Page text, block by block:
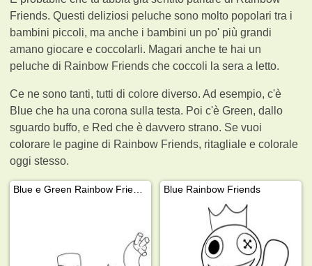
Friends. Questi deliziosi peluche sono molto popolari tra i
bambini piccoli, ma anche i bambini un po' più grandi
amano giocare e coccolarli. Magari anche te hai un
peluche di Rainbow Friends che coccoli la sera a letto.
Ce ne sono tanti, tutti di colore diverso. Ad esempio, c'è
Blue che ha una corona sulla testa. Poi c'è Green, dallo
sguardo buffo, e Red che è davvero strano. Se vuoi
colorare le pagine di Rainbow Friends, ritagliale e colorale
oggi stesso.
Blue Rainbow Friends